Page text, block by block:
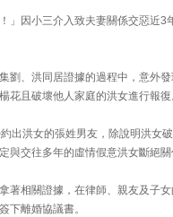
！」因小三介入致夫妻關係交惡近
劉、洪同居證據的過程中，意外
花且破壞他人家庭的洪女進行報復
出洪女的張姓男友，除說明洪女
與交往多年的虛情假意洪女斷絕關
著相關證據，在律師、親友及子
下離婚協議書。